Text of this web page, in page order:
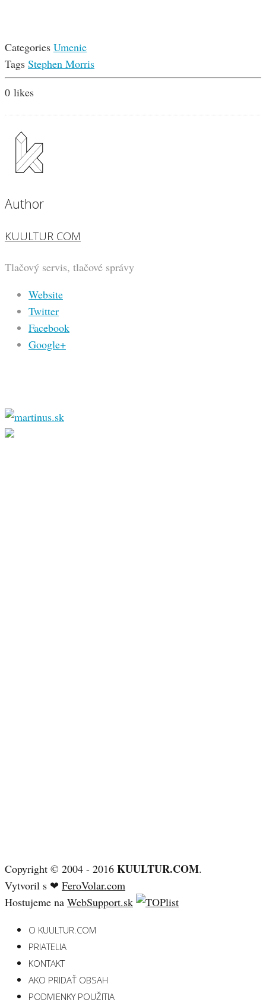
Categories Umenie
Tags Stephen Morris
0 likes
Author
KUULTUR COM
Tlačový servis, tlačové správy
Website
Twitter
Facebook
Google+
Copyright © 2004 - 2016 KUULTUR.COM.
Vytvoril s ❤ FeroVolar.com
Hostujeme na WebSupport.sk
O KUULTUR.COM
PRIATELIA
KONTAKT
AKO PRIDAŤ OBSAH
PODMIENKY POUŽITIA